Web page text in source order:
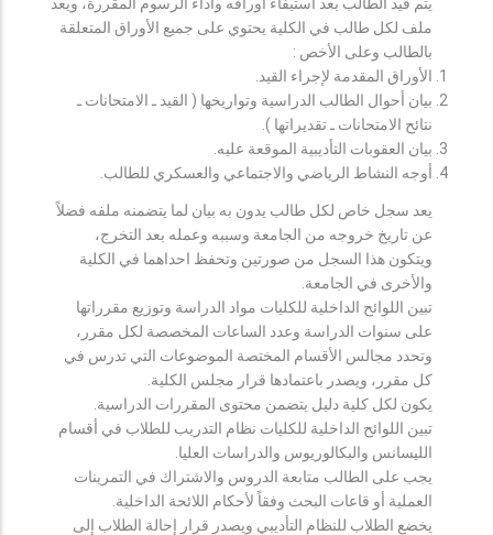
ملف لكل طالب في الكلية يحتوي على جميع الأوراق المتعلقة
بالطالب وعلى الأخص :
الأوراق المقدمة لإجراء القيد.
بيان أحوال الطالب الدراسية وتواريخها ( القيد ـ الامتحانات ـ
نتائح الامتحانات ـ تقديراتها ).
بيان العقوبات التأديبية الموقعة عليه.
أوجه النشاط الرياضي والاجتماعي والعسكري للطالب.
يعد سجل خاص لكل طالب يدون به بيان لما يتضمنه ملفه فضلاً
عن تاريخ خروجه من الجامعة وسببه وعمله بعد التخرج،
ويتكون هذا السجل من صورتين وتحفظ احداهما في الكلية
والأخرى في الجامعة.
تبين اللوائح الداخلية للكليات مواد الدراسة وتوزيع مقرراتها
على سنوات الدراسة وعدد الساعات المخصصة لكل مقرر،
وتحدد مجالس الأقسام المختصة الموضوعات التي تدرس في
كل مقرر، ويصدر باعتمادها قرار مجلس الكلية.
يكون لكل كلية دليل يتضمن محتوى المقررات الدراسية.
تبين اللوائح الداخلية للكليات نظام التدريب للطلاب في أقسام
الليسانس والبكالوريوس والدراسات العليا.
يجب على الطالب متابعة الدروس والاشتراك في التمرينات
العملية أو قاعات البحث وفقاً لأحكام اللائحة الداخلية.
يخضع الطلاب للنظام التأديبي ويصدر قرار إحالة الطلاب إلى